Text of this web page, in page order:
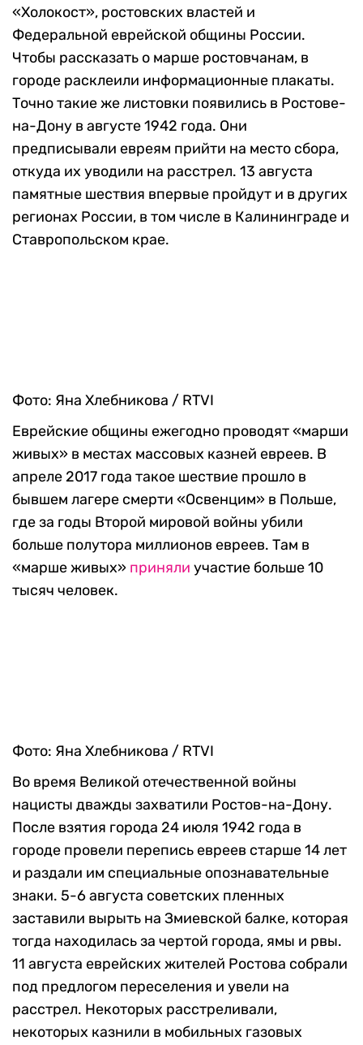
«Холокост», ростовских властей и
Федеральной еврейской общины России.
Чтобы рассказать о марше ростовчанам, в
городе расклеили информационные плакаты.
Точно такие же листовки появились в Ростове-
на-Дону в августе 1942 года. Они
предписывали евреям прийти на место сбора,
откуда их уводили на расстрел. 13 августа
памятные шествия впервые пройдут и в других
регионах России, в том числе в Калининграде и
Ставропольском крае.
Фото: Яна Хлебникова / RTVI
Еврейские общины ежегодно проводят «марши
живых» в местах массовых казней евреев. В
апреле 2017 года такое шествие прошло в
бывшем лагере смерти «Освенцим» в Польше,
где за годы Второй мировой войны убили
больше полутора миллионов евреев. Там в
«марше живых» приняли участие больше 10
тысяч человек.
Фото: Яна Хлебникова / RTVI
Во время Великой отечественной войны
нацисты дважды захватили Ростов-на-Дону.
После взятия города 24 июля 1942 года в
городе провели перепись евреев старше 14 лет
и раздали им специальные опознавательные
знаки. 5-6 августа советских пленных
заставили вырыть на Змиевской балке, которая
тогда находилась за чертой города, ямы и рвы.
11 августа еврейских жителей Ростова собрали
под предлогом переселения и увели на
расстрел. Некоторых расстреливали,
некоторых казнили в мобильных газовых